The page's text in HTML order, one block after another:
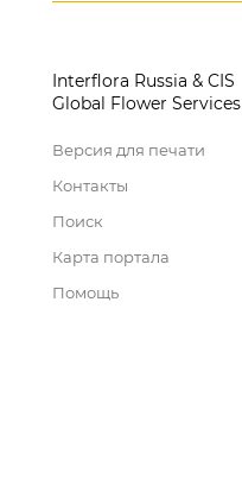
Interflora Russia & CIS
Global Flower Services
Версия для печати
Контакты
Поиск
Карта портала
Помощь